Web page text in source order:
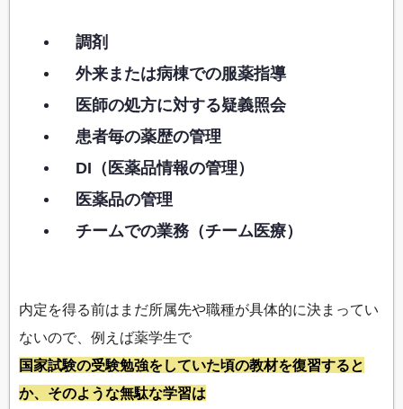
調剤
外来または病棟での服薬指導
医師の処方に対する疑義照会
患者毎の薬歴の管理
DI（医薬品情報の管理）
医薬品の管理
チームでの業務（チーム医療）
内定を得る前はまだ所属先や職種が具体的に決まってい
ないので、例えば薬学生で
国家試験の受験勉強をしていた頃の教材を復習すると
か、そのような無駄な学習は